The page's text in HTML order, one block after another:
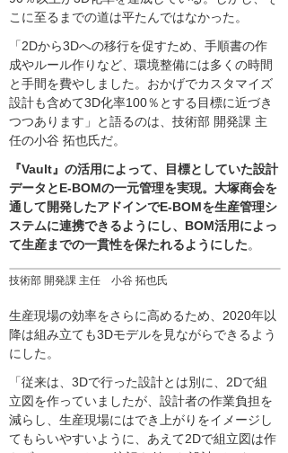
技術部 開発課 主任 小谷 拓也氏
こに至るまでの道は平たんではなかった。
「2Dから3Dへの移行を促すため、手順書の作
成やルール作りなど、環境整備には多くの時間
と手間を費やしました。おかげでカスタマイズ
設計も含めて3D化率100％とする目標に近づき
つつあります」と語るのは、技術部 開発課 主
任の小谷 拓也氏だ。
『Vault』の活用によって、目標としていた設計
データとE-BOMの一元管理を実現。大塚商会を
通して開発したアドインでE-BOMを生産管理シ
ステムに連携できるようにし、BOM活用によっ
て生産までの一貫性を保たれるようにした。
生産現場の効率をさらに高めるため、2020年以
降は組み立ても3Dモデルを見ながらできるよう
にした。
「従来は、3Dで行った設計とは別に、2Dで組
立図を作っていましたが、設計者の作業負担を
減らし、生産現場にはでき上がりをイメージし
てもらいやすいように、あえて2Dで組立図は作